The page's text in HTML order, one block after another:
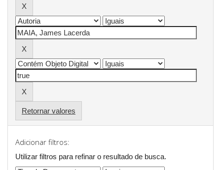
Retornar valores
Adicionar filtros:
Utilizar filtros para refinar o resultado de busca.